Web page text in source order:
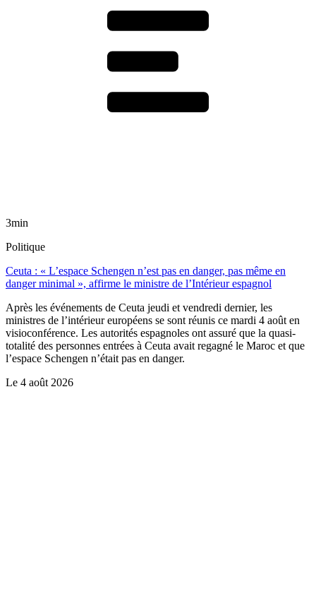
3min
Politique
Ceuta : « L’espace Schengen n’est pas en danger, pas même en
danger minimal », affirme le ministre de l’Intérieur espagnol
Après les événements de Ceuta jeudi et vendredi dernier, les
ministres de l’intérieur européens se sont réunis ce mardi 4 août en
visioconférence. Les autorités espagnoles ont assuré que la quasi-
totalité des personnes entrées à Ceuta avait regagné le Maroc et que
l’espace Schengen n’était pas en danger.
Le 4 août 2026